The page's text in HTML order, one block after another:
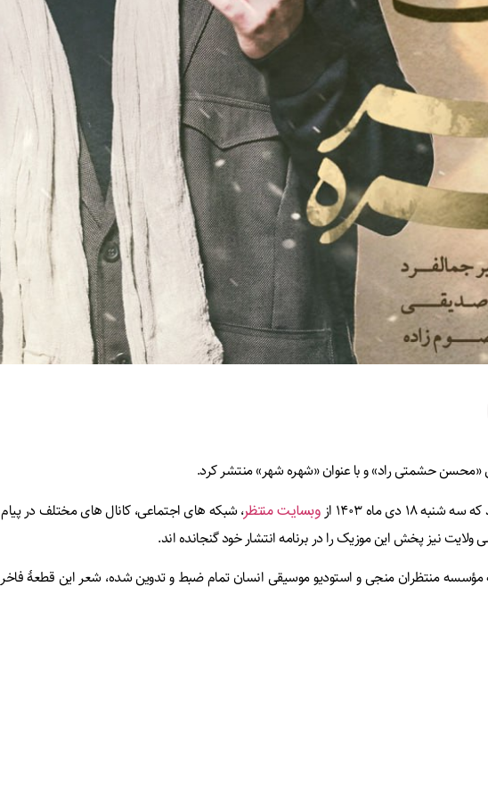
«محسن حشمتی راد» و با عنوان «شهره شهر» منتشر کرد.
ماه ۱۴۰۳ از
وبسایت منتظر، شبکه های اجتماعی، کانال های مختلف در
نیز پخش این موزیک را در برنامه انتشار خود گنجانده اند.
مؤسسه منتظران منجی و استودیو موسیقی انسان تمام ضبط و تدوین شده، شعر این قطعۀ